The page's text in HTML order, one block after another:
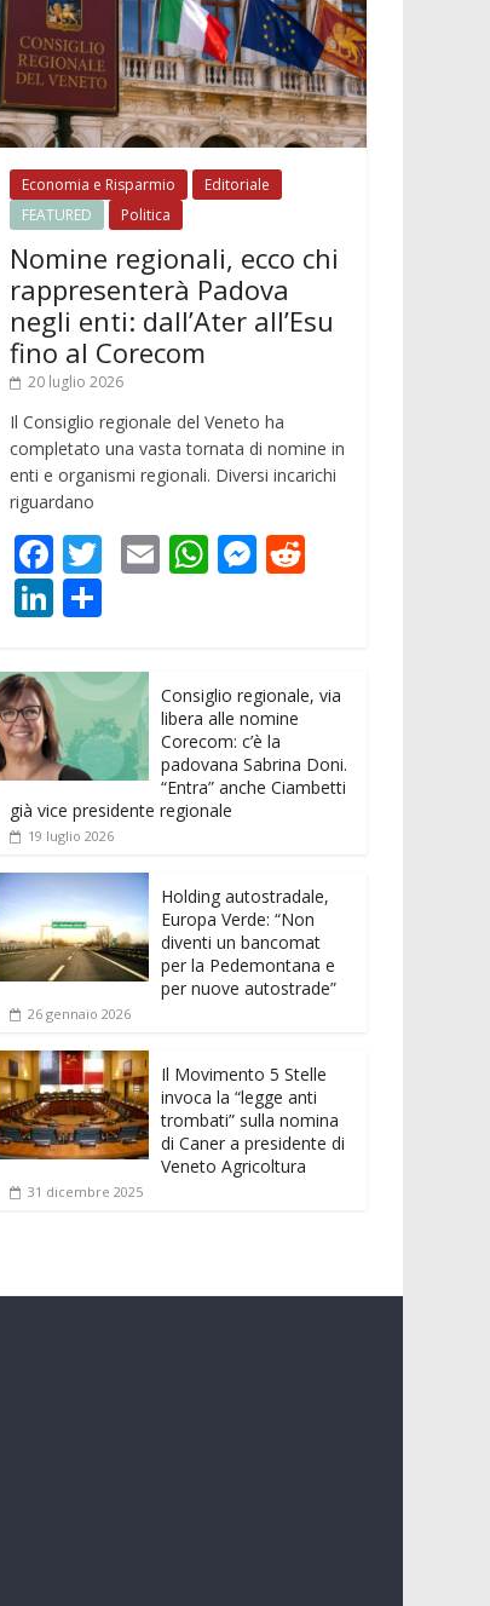
Economia e Risparmio
Editoriale
FEATURED
Politica
Nomine regionali, ecco chi
rappresenterà Padova
negli enti: dall’Ater all’Esu
fino al Corecom
20 luglio 2026
Il Consiglio regionale del Veneto ha
completato una vasta tornata di nomine in
enti e organismi regionali. Diversi incarichi
riguardano
F
ac
e
b
o
o
k
T
er
E W
A
p
p
M
n
g
er
t
Li
k
e
dI
n
n
di
vi
di
Consiglio regionale, via
libera alle nomine
Corecom: c’è la
padovana Sabrina Doni.
“Entra” anche Ciambetti
già vice presidente regionale
19 luglio 2026
Holding autostradale,
Europa Verde: “Non
diventi un bancomat
per la Pedemontana e
per nuove autostrade”
26 gennaio 2026
Il Movimento 5 Stelle
invoca la “legge anti
trombati” sulla nomina
di Caner a presidente di
Veneto Agricoltura
31 dicembre 2025